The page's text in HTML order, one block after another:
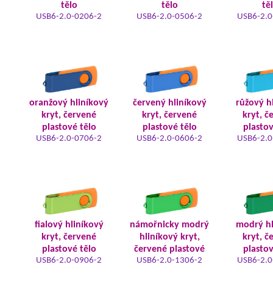
tělo
USB6-2.0-0206-2
tělo
USB6-2.0-0506-2 USB6-
oranžový hliníkový
kryt, červené
plastové tělo
USB6-2.0-0706-2
červený hliníkový
kryt, červené
plastové tělo
USB6-2.0-0606-2
růžový
kryt,
USB6-
fialový hliníkový
kryt, červené
plastové tělo
USB6-2.0-0906-2
námořnicky modrý
hliníkový kryt,
červené plastové
USB6-2.0-1306-2
modrý
kryt,
USB6-